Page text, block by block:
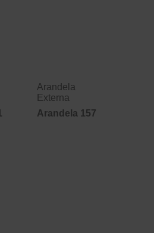
Arandela
Externa
Arandela 157